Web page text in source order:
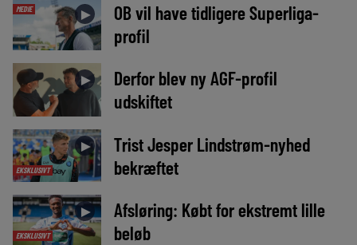
MEDIE ►
OB vil have tidligere Superliga-
profil
►
Derfor blev ny AGF-profil
udskiftet
EKSKLUSIVT
►
Trist Jesper Lindstrøm-nyhed
bekræftet
EKSKLUSIVT
►
Afsløring: Købt for ekstremt lille
beløb